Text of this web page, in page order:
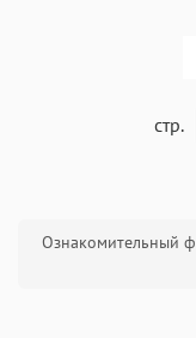
стр.
Ознакомительный